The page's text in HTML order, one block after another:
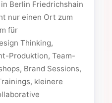
Berlin Friedrichshain
nur einen Ort zum
für
Thinking,
Produktion, Team-
Brand Sessions,
kleinere